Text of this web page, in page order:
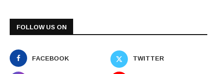
FOLLOW US ON
FACEBOOK
TWITTER